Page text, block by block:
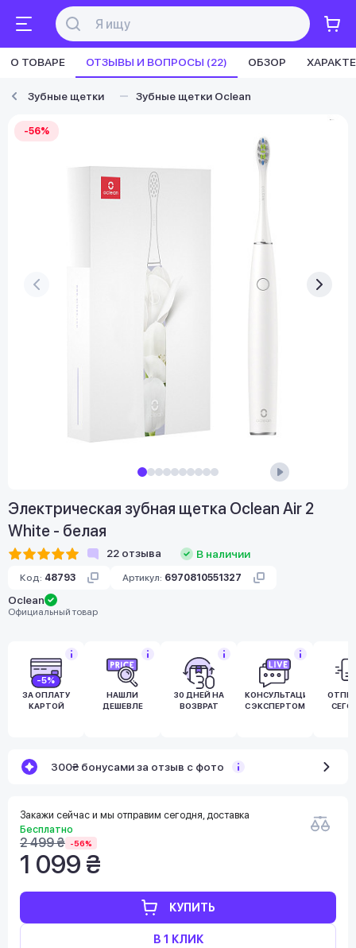
О ТОВАРЕ ОТЗЫВЫ И ВОПРОСЫ (22) ОБЗОР
Зубные щетки Зубные щетки Oclean
-56%
Электрическая зубная щетка Oclean Air 2
White - белая
22 отзыва В наличии
Код: 48793 Артикул: 6970810551327
Oclean
Официальный товар
-5%
ЗА ОПЛАТУ
КАРТОЙ
НАШЛИ
ДЕШЕВЛЕ
30 ДНЕЙ НА
ВОЗВРАТ
КОНСУЛЬТАЦИЯ
С ЭКСПЕРТОМ
300₴ бонусами за отзыв с фото
Закажи сейчас и мы отправим сегодня, доставка
Бесплатно
2 499 ₴ -56%
1 099 ₴
КУПИТЬ
В 1 КЛИК